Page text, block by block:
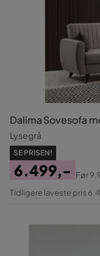
Dalima Sovesofa
Lysegrå
SE PRISEN!
Pris
6.499,-
Original
Før
Tidligere laveste pris